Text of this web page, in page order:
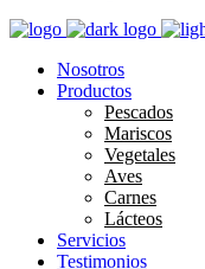
Nosotros
Productos
Pescados
Mariscos
Vegetales
Aves
Carnes
Lácteos
Servicios
Testimonios